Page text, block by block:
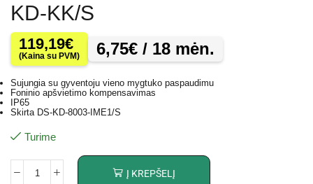
KD-KK/S
119,19€
(Kaina su PVM) 6,75€ / 18 mėn.
Sujungia su gyventoju vieno mygtuko paspaudimu
Foninio apšvietimo kompensavimas
IP65
Skirta DS-KD-8003-IME1/S
Turime
Į KREPŠELĮ